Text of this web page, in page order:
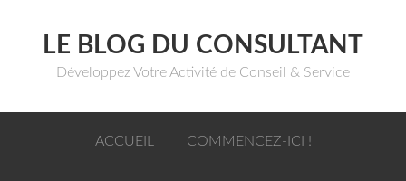
LE BLOG DU CONSULTANT
Développez Votre Activité de Conseil & Service
ACCUEIL COMMENCEZ-ICI !